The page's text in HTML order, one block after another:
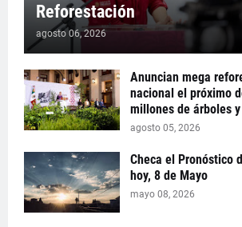
Reforestación
agosto 06, 2026
Anuncian mega
nacional el próximo
millones de árboles
agosto 05, 2026
Checa el Pronóstico
hoy, 8 de Mayo
mayo 08, 2026